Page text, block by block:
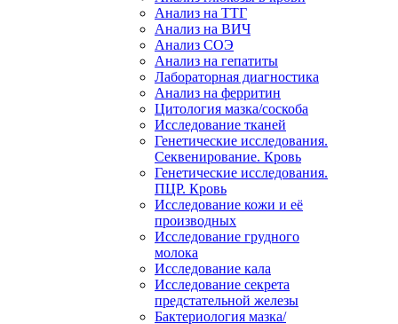
Анализ на ТТГ
Анализ на ВИЧ
Анализ СОЭ
Анализ на гепатиты
Лабораторная диагностика
Анализ на ферритин
Цитология мазка/соскоба
Исследование тканей
Генетические исследования.
Секвенирование. Кровь
Генетические исследования.
ПЦР. Кровь
Исследование кожи и её
производных
Исследование грудного
молока
Исследование кала
Исследование секрета
предстательной железы
Бактериология мазка/